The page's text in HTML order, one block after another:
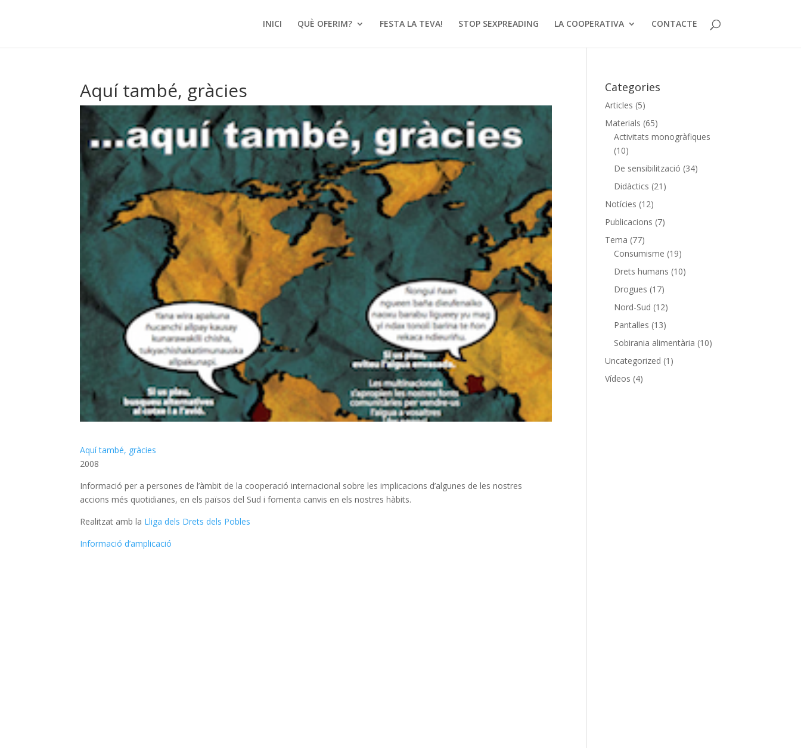
INICI QUÈ OFERIM? FESTA LA TEVA! STOP SEXPREADING LA COOPERATIVA CONTACTE
Aquí també, gràcies
Aquí també, gràcies
2008
Informació per a persones de l’àmbit de la cooperació internacional sobre les implicacions d’algunes de les nostres
accions més quotidianes, en els països del Sud i fomenta canvis en els nostres hàbits.
Realitzat amb la Lliga dels Drets dels Pobles
Informació d’amplicació
Categories
Articles (5)
Materials (65)
Activitats monogràfiques
(10)
De sensibilització (34)
Didàctics (21)
Notícies (12)
Publicacions (7)
Tema (77)
Consumisme (19)
Drets humans (10)
Drogues (17)
Nord-Sud (12)
Pantalles (13)
Sobirania alimentària (10)
Uncategorized (1)
Vídeos (4)